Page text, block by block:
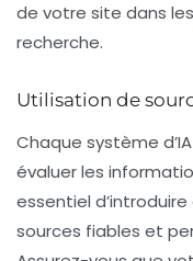
de votre site dans
recherche.
Utilisation de
Chaque système
évaluer les
essentiel
sources fiables et